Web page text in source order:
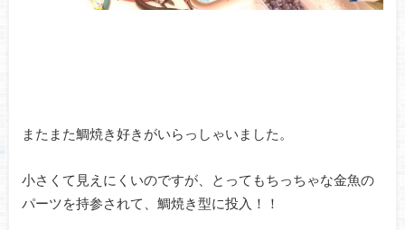
またまた鯛焼き好きがいらっしゃいました。
小さくて見えにくいのですが、とってもちっちゃな金魚の
パーツを持参されて、鯛焼き型に投入！！